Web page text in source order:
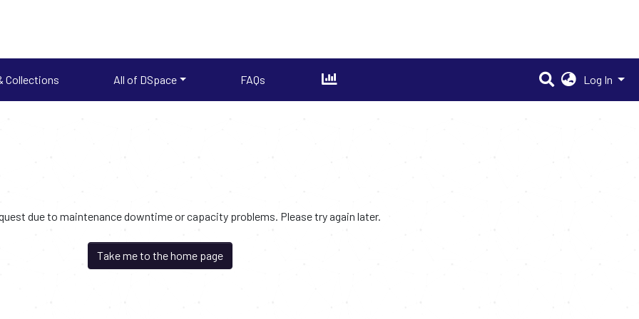
Collections All of DSpace FAQs Log In
due to maintenance downtime or capacity problems. Please try again later.
Take me to the home page